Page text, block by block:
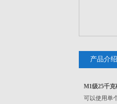
产品介绍
M1级25千
可以使用单